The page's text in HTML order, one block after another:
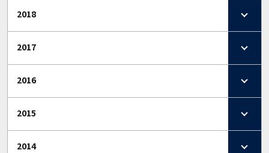
2018
2017
2016
2015
2014